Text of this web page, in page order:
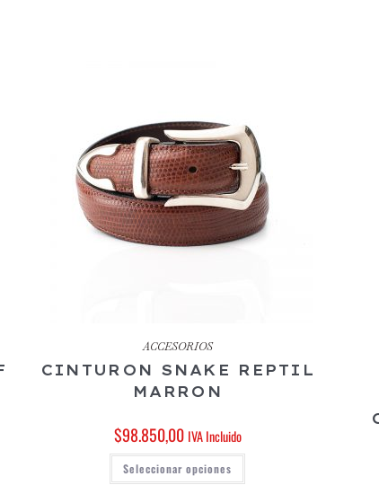
ACCESORIOS
CINTURON SNAKE REPTIL
MARRON
$98.850,00 IVA Incluido
Seleccionar opciones